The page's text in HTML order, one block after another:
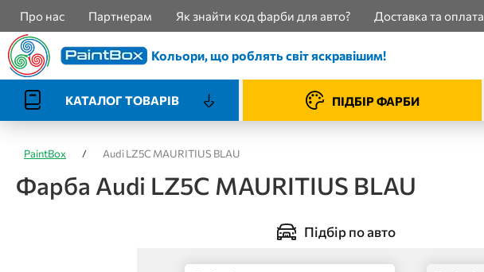
Про нас Партнерам Як знайти код фарби для авто? Доставка та оплата
Кольори, що роблять світ яскравішим!
КАТАЛОГ ТОВАРІВ ПІДБІР ФАРБИ
PaintBox / Audi LZ5C MAURITIUS BLAU
Фарба Audi LZ5C MAURITIUS BLAU
Підбір по авто